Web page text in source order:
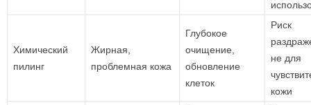
Химический
пилинг
Жирная,
проблемная кожа
Глубокое
очищение,
обновление
клеток
Риск
не для
кожи